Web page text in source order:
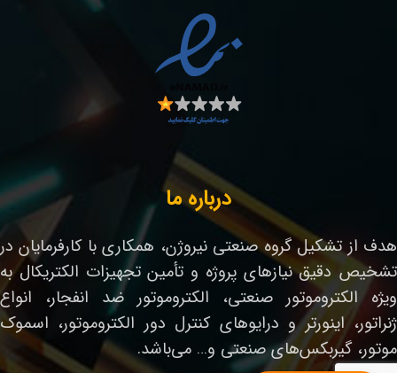
درباره ما
هدف از تشکیل گروه صنعتی نیروژن، همکاری با کارفرمایان در
تشخیص دقیق نیازهای پروژه و تأمین تجهیزات الکتریکال به
ویژه الکتروموتور صنعتی، الکتروموتور ضد انفجار، انواع
ژنراتور، اینورتر و درایوهای کنترل دور الکتروموتور، اسموک
موتور، گیربکس‌های صنعتی و… می‌باشد.